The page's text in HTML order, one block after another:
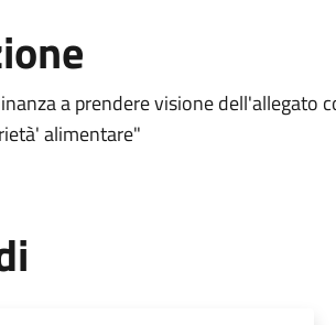
a prendere visione dell'allegato
alimentare"